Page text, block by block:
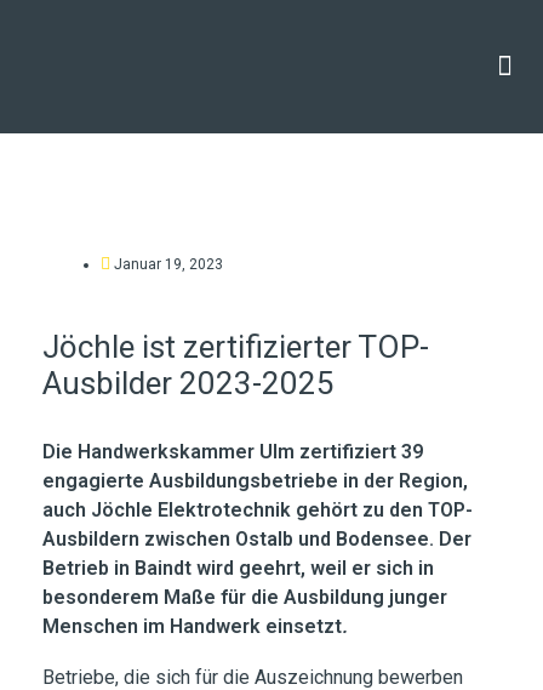
Januar 19, 2023
Jöchle ist zertifizierter TOP-
Ausbilder 2023-2025
Die Handwerkskammer Ulm zertifiziert 39
engagierte Ausbildungsbetriebe in der Region,
auch Jöchle Elektrotechnik gehört zu den TOP-
Ausbildern zwischen Ostalb und Bodensee. Der
Betrieb in Baindt wird geehrt, weil er sich in
besonderem Maße für die Ausbildung junger
Menschen im Handwerk einsetzt.
Betriebe, die sich für die Auszeichnung bewerben